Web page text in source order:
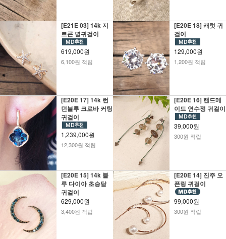
[E21E 03] 14k 지
르콘 별귀걸이
619,000원
6,100원 적립
[E20E 18] 캐럿 귀
걸이
129,000원
1,200원 적립
[E20E 17] 14k 런
던블루 크로바 커팅
귀걸이
1,239,000원
12,300원 적립
[E20E 16] 핸드메
이드 연수정 귀걸이
39,000원
300원 적립
[E20E 15] 14k 블
루 다이아 초승달
귀걸이
629,000원
3,400원 적립
[E20E 14] 진주 오
픈링 귀걸이
99,000원
300원 적립